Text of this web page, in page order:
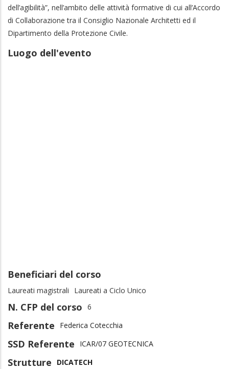
dell’agibilità”, nell’ambito delle attività formative di cui all’Accordo
di Collaborazione tra il Consiglio Nazionale Architetti ed il
Dipartimento della Protezione Civile.
Luogo dell'evento
Beneficiari del corso
Laureati magistrali Laureati a Ciclo Unico
N. CFP del corso 6
Referente Federica Cotecchia
SSD Referente ICAR/07 GEOTECNICA
Strutture DICATECH